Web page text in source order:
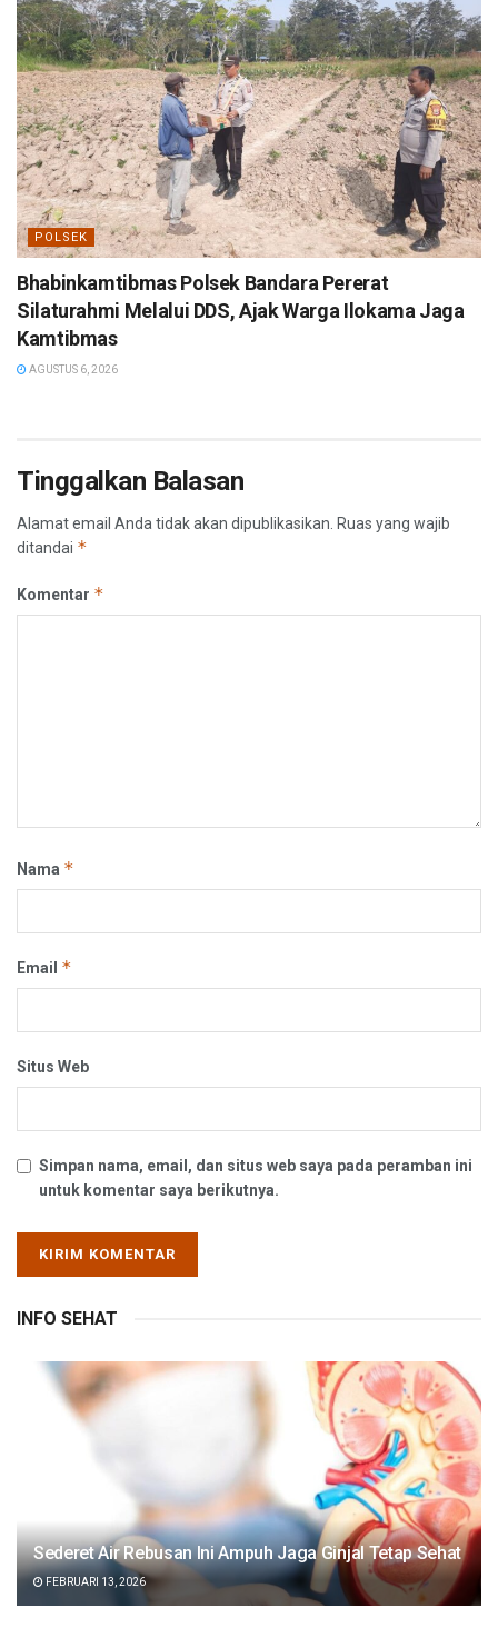
POLSEK
Bhabinkamtibmas Polsek Bandara Pererat
Silaturahmi Melalui DDS, Ajak Warga Ilokama Jaga
Kamtibmas
AGUSTUS 6, 2026
Tinggalkan Balasan
Alamat email Anda tidak akan dipublikasikan. Ruas yang wajib
ditandai *
Komentar *
Nama *
Email *
Situs Web
Simpan nama, email, dan situs web saya pada peramban ini
untuk komentar saya berikutnya.
INFO SEHAT
Sederet Air Rebusan Ini Ampuh Jaga Ginjal Tetap Sehat
FEBRUARI 13, 2026